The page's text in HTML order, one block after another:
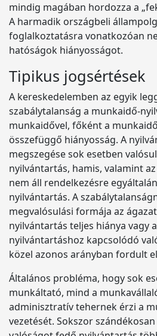
mindig magában hordozza a
A harmadik országbeli
foglalkoztatásra vonatkozóan
hatóságok hiányosságot.
Tipikus jogsértések
A kereskedelemben az egyik
szabálytalanság a munkaidő-
munkaidővel, főként a
összefüggő hiányosság. A
megszegése sok esetben
nyilvántartás, hamis, valamint
nem áll rendelkezésre
nyilvántartás. A
megvalósulási formája az
nyilvántartás teljes hiánya vagy
nyilvántartáshoz kapcsolódó
közel azonos arányban fordult
Általános probléma, hogy sok
munkáltató, mind a
adminisztratív tehernek érzi a
vezetését. Sokszor